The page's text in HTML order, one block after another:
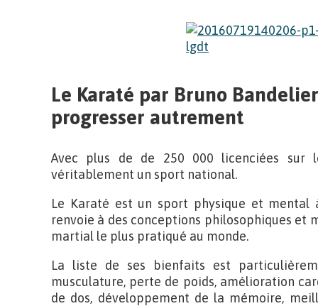
Le Karaté par Bruno
progresser autrement
Avec plus de de 250 000 licenciées
véritablement un sport national.
Le Karaté est un sport physique et mental
renvoie à des conceptions philosophiques et
martial le plus pratiqué au monde.
La liste de ses bienfaits est
musculature, perte de poids, amélioration
de dos, développement de la mémoire,